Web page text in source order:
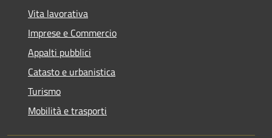
Vita lavorativa
Imprese e Commercio
Appalti pubblici
Catasto e urbanistica
Turismo
Mobilità e trasporti